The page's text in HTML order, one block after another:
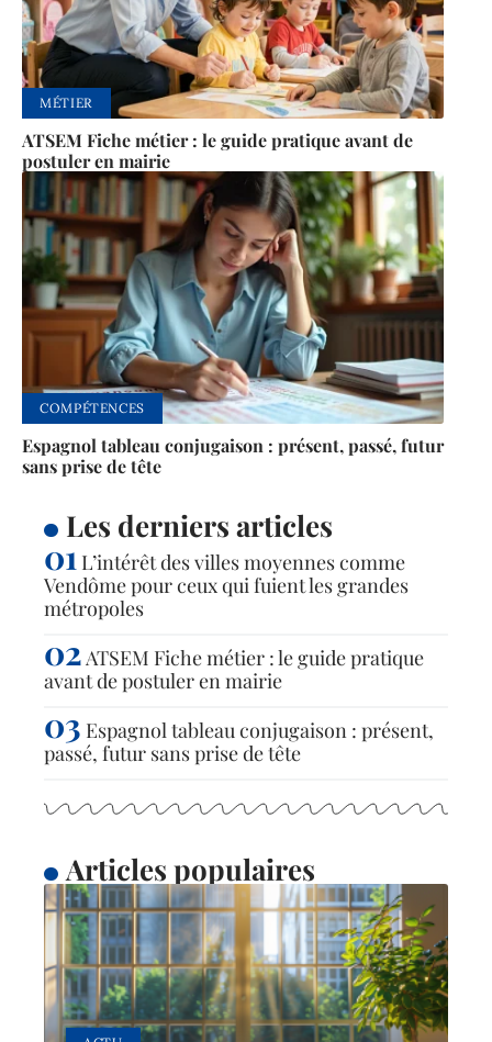
MÉTIER
ATSEM Fiche métier : le guide pratique avant de
postuler en mairie
COMPÉTENCES
Espagnol tableau conjugaison : présent, passé, futur
sans prise de tête
Les derniers articles
L’intérêt des villes moyennes comme
Vendôme pour ceux qui fuient les grandes
métropoles
ATSEM Fiche métier : le guide pratique
avant de postuler en mairie
Espagnol tableau conjugaison : présent,
passé, futur sans prise de tête
Articles populaires